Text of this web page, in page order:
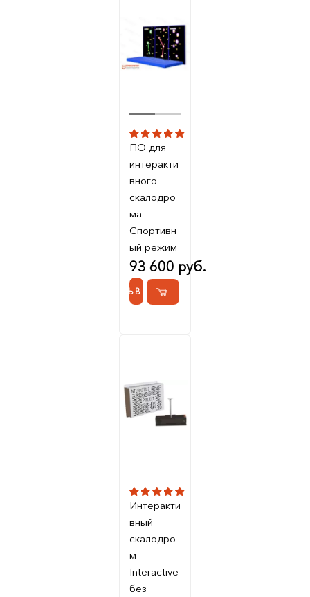
ПО для
интеракти
вного
скалодро
ма
Спортивн
ый режим
93 600 руб.
КУПИТЬ В 1 КЛИК
Интеракти
вный
скалодро
м
Interactive
без